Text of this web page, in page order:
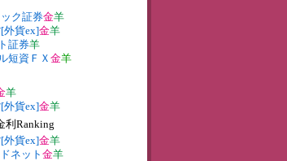
ク証券金羊
外貨ex]金羊
証券羊
短資ＦＸ金羊
羊
外貨ex]金羊
外貨ex]金羊
ネット 金羊